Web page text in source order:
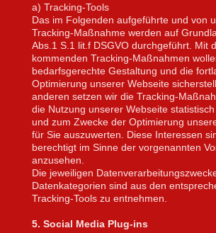
a) Tracking-Tools
Das im Folgenden aufgeführte und von
Tracking-Maßnahme werden auf
Abs.1 S.1 lit.f DSGVO durchgeführt. Mit
kommenden Tracking-Maßnahmen
bedarfsgerechte Gestaltung und die
Optimierung unserer Webseite
anderen setzen wir die Tracking-
die Nutzung unserer Webseite
und zum Zwecke der Optimierung
für Sie auszuwerten. Diese Interessen
berechtigt im Sinne der vorgenannten
anzusehen.
Die jeweiligen
Datenkategorien sind aus den
Tracking-Tools zu entnehmen.
5. Social Media Plug-ins